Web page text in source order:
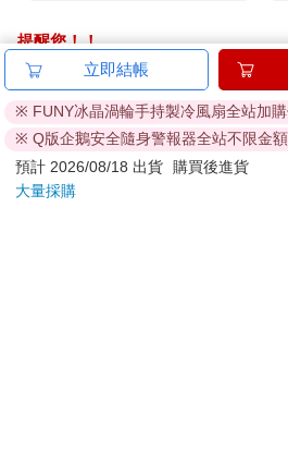
提醒您！！
金石堂及銀行均不會請您操作ATM!
ATM提款機，請不要聽從指示，以免
退換貨須知：
**提醒您，鑑賞期不等於試用期，退
依據「消費者保護法」第19條及
立即結帳
※ FUNY冰晶渦輪手持製冷風扇全站加
※ Q版企鵝安全隨身警報器全站不限金
預計 2026/08/18 出貨
購買後進貨
大量採購